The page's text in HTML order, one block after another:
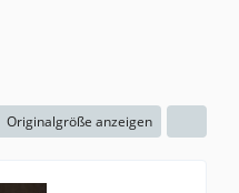
Originalgröße anzeigen